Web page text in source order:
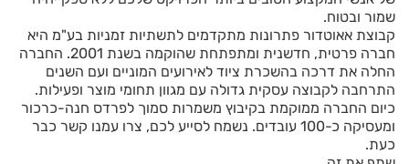
שמור ובטוח.
קבוצת אאוטדור פתרונות מתקדמים לתשתיות זמניות בע"מ היא
חברה פרטית, חדשנית ומתפתחת שהוקמה בשנת 2001. החברה
החלה את דרכה בהשכרת ציוד לאירועים המוניים ועם השנים
התרחבה לקבוצה עסקית גדולה עם מגוון תחומי מוצר ופעילות.
כיום החברה ממוקמת בקיבוץ משמרות סמוך לפרדס חנה-כרכור
ומעסיקה כ-100 עובדים. נשמח לסייע לכם, צרו עמנו קשר כבר
כעת.